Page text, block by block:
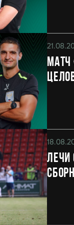
Матч
Лечи